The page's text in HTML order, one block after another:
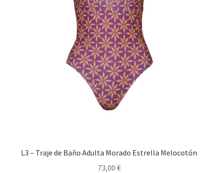
L3 – Traje de Baño Adulta Morado Estrella Melocotón
73,00 €